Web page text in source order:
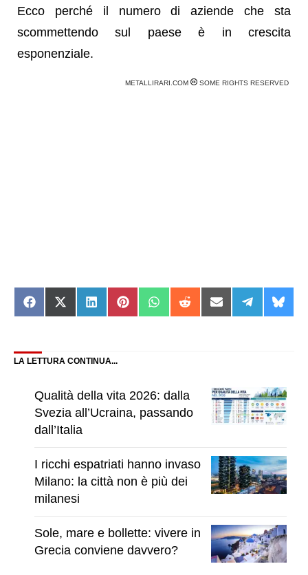
Ecco perché il numero di aziende che sta
scommettendo sul paese è in crescita
esponenziale.
METALLIRARI.COM SOME RIGHTS RESERVED
Share
on
Share
on
Share
on
Share
on
Share
on
Share
on
Share
on
Share
on
on
LA LETTURA CONTINUA...
Qualità della vita 2026: dalla
Svezia all’Ucraina, passando
dall’Italia
I ricchi espatriati hanno invaso
Milano: la città non è più dei
milanesi
Sole, mare e bollette: vivere in
Grecia conviene davvero?